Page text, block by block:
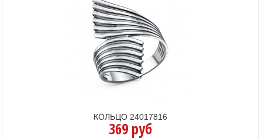
КОЛЬЦО 24017816
369 руб